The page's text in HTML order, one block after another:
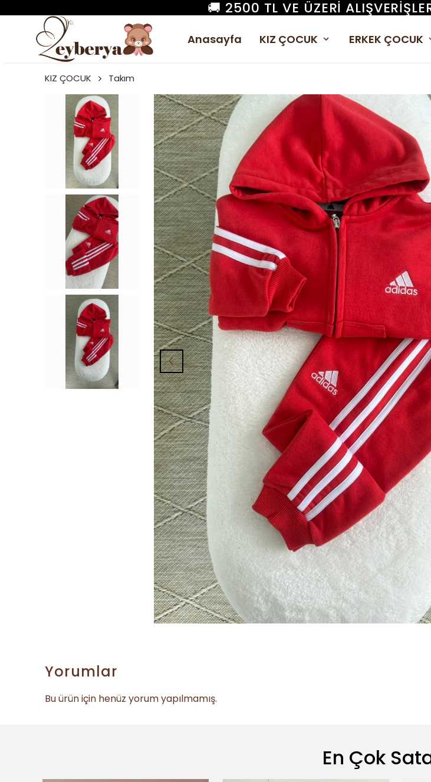
🚚 2500 TL VE ÜZERI
Anasayfa KIZ ÇOCUK ERKEK ÇOCUK
KIZ ÇOCUK Takım
Yorumlar
Bu ürün için henüz yorum yapılmamış.
En Çok